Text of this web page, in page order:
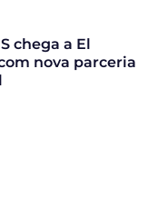
chega a El
nova parceria